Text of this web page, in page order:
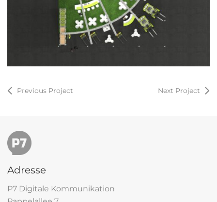
Previous Project Next Project
Adresse
P7 Digitale Kommunikation